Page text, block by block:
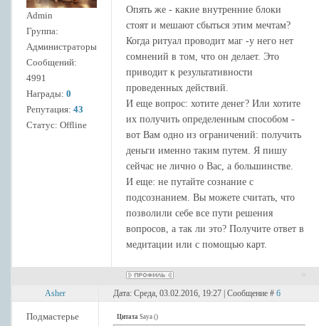
Admin
Группа:
Администраторы
Сообщений:
4991
Награды: 0
Репутация: 43
Статус: Offline
Опять же - какие внутренние блоки
стоят и мешают сбыться этим мечтам?
Когда ритуал проводит маг -у него нет
сомнений в том, что он делает. Это
приводит к результативности
проведенных действий.
И еще вопрос: хотите денег? Или хотите
их получить определенным способом -
вот Вам одно из ограничений: получить
деньги именно таким путем. Я пишу
сейчас не лично о Вас, а большинстве.
И еще: не путайте сознание с
подсознанием. Вы можете считать, что
позволили себе все пути решения
вопросов, а так ли это? Получите ответ в
медитации или с помощью карт.
Asher Дата: Среда, 03.02.2016, 19:27 | Сообщение # 6
Подмастерье Цитата Saya ()